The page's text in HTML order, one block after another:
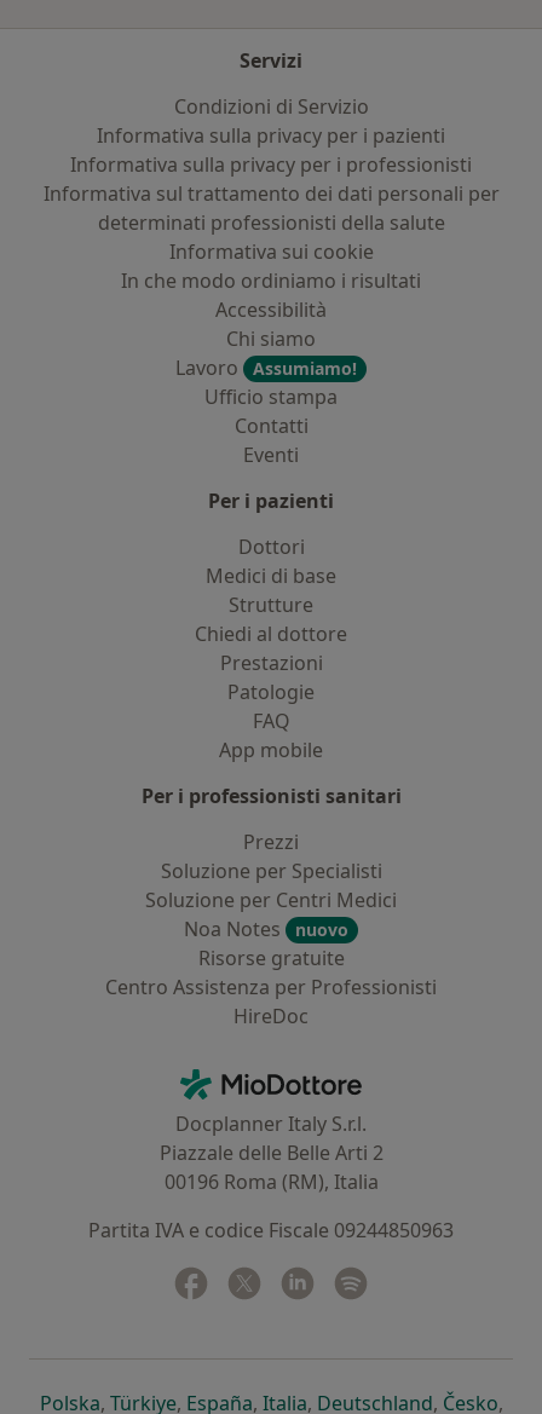
Servizi
Condizioni di Servizio
Informativa sulla privacy per i pazienti
Informativa sulla privacy per i professionisti
Informativa sul trattamento dei dati personali per
determinati professionisti della salute
Informativa sui cookie
In che modo ordiniamo i risultati
Accessibilità
Chi siamo
Lavoro
Assumiamo!
Ufficio stampa
Contatti
Eventi
Per i pazienti
Dottori
Medici di base
Strutture
Chiedi al dottore
Prestazioni
Patologie
FAQ
App mobile
Per i professionisti sanitari
Prezzi
Soluzione per Specialisti
Soluzione per Centri Medici
Noa Notes
nuovo
Risorse gratuite
Centro Assistenza per Professionisti
HireDoc
MioDottore - Homepage
Docplanner Italy S.r.l.
Piazzale delle Belle Arti 2
00196 Roma (RM), Italia
Partita IVA e codice Fiscale 09244850963
Facebook
si apre in una nuova scheda
Twitter
si apre in una nuova scheda
Linkedin
si apre in una nuova
Polskasi apre in una nuova scheda
, Türkiyesi apre in una nuova scheda
, Españasi apre in una nuova scheda
, Italiasi apre in una nuova
, Deutschlandsi apre in
, Českosi
,